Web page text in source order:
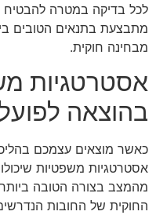
לכל בדיקה במטרה להבטיח
מתבצעת בתנאים הטובים
מבחינה חוקית.
אסטרטגיות
בהוצאה
כאשר מוצאים עצמכם
אסטרטגיות משפטיות
מהמצב בצורה הטובה
החוקית של החובות